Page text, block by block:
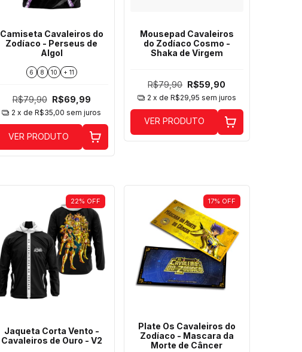
Camiseta Cavaleiros do
Zodíaco - Perseus de
Algol
6 8 10 + 11
R$79,90 R$69,99
2 x deR$35,00 sem juros
VER PRODUTO
Mousepad Cavaleiros
do Zodíaco Cosmo -
Shaka de Virgem
R$79,90 R$59,90
2 x de R$29,95 sem juros
VER PRODUTO
22% OFF
Jaqueta Corta Vento -
Cavaleiros de Ouro - V2
17% OFF
Plate Os Cavaleiros do
Zodíaco - Mascara da
Morte de Câncer